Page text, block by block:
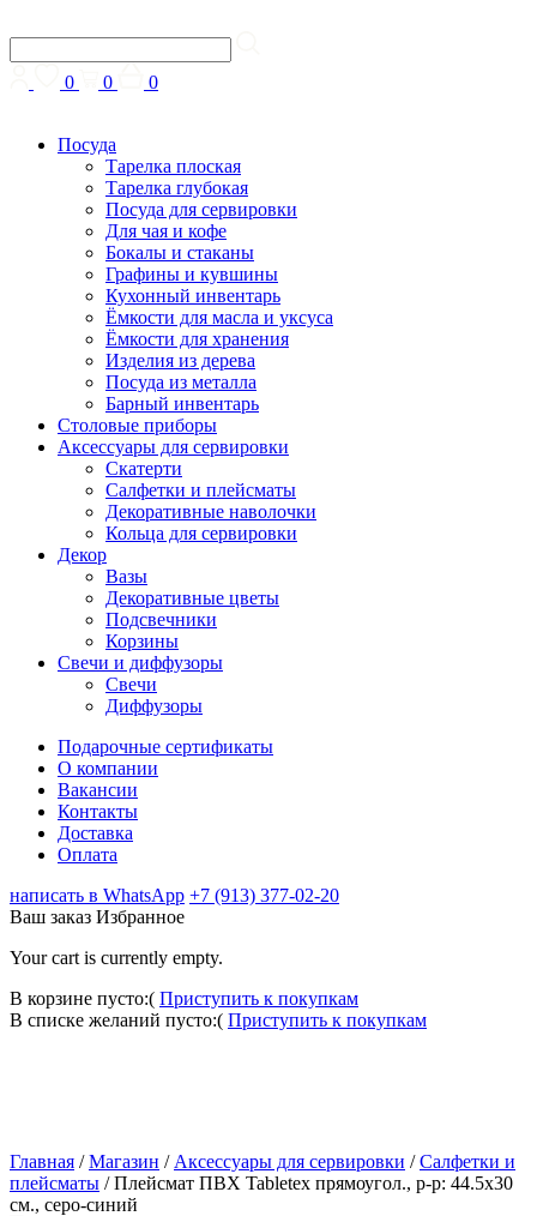
0 0 0
Посуда
Тарелка плоская
Тарелка глубокая
Посуда для сервировки
Для чая и кофе
Бокалы и стаканы
Графины и кувшины
Кухонный инвентарь
Ёмкости для масла и уксуса
Ёмкости для хранения
Изделия из дерева
Посуда из металла
Барный инвентарь
Столовые приборы
Аксессуары для сервировки
Скатерти
Cалфетки и плейсматы
Декоративные наволочки
Кольца для сервировки
Декор
Вазы
Декоративные цветы
Подсвечники
Корзины
Свечи и диффузоры
Свечи
Диффузоры
Подарочные сертификаты
О компании
Вакансии
Контакты
Доставка
Оплата
написать в WhatsApp +7 (913) 377-02-20
Ваш заказ Избранное
Your cart is currently empty.
В корзине пусто:( Приступить к покупкам
В списке желаний пусто:( Приступить к покупкам
Главная /Магазин / Аксессуары для сервировки /Cалфетки и
плейсматы /Плейсмат ПВХ Tabletex прямоугол., р-р: 44.5х30
см., серо-синий